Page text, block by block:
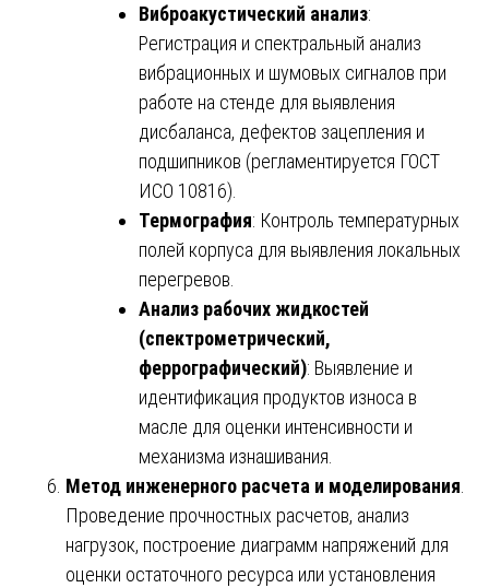
Виброакустический анализ:
Регистрация и спектральный анализ
вибрационных и шумовых сигналов при
работе на стенде для выявления
дисбаланса, дефектов зацепления и
подшипников (регламентируется ГОСТ
ИСО 10816).
Термография: Контроль температурных
полей корпуса для выявления локальных
перегревов.
Анализ рабочих жидкостей
(спектрометрический,
феррографический): Выявление и
идентификация продуктов износа в
масле для оценки интенсивности и
механизма изнашивания.
Метод инженерного расчета и моделирования
Проведение прочностных расчетов, анализ
нагрузок, построение диаграмм напряжений для
оценки остаточного ресурса или установления